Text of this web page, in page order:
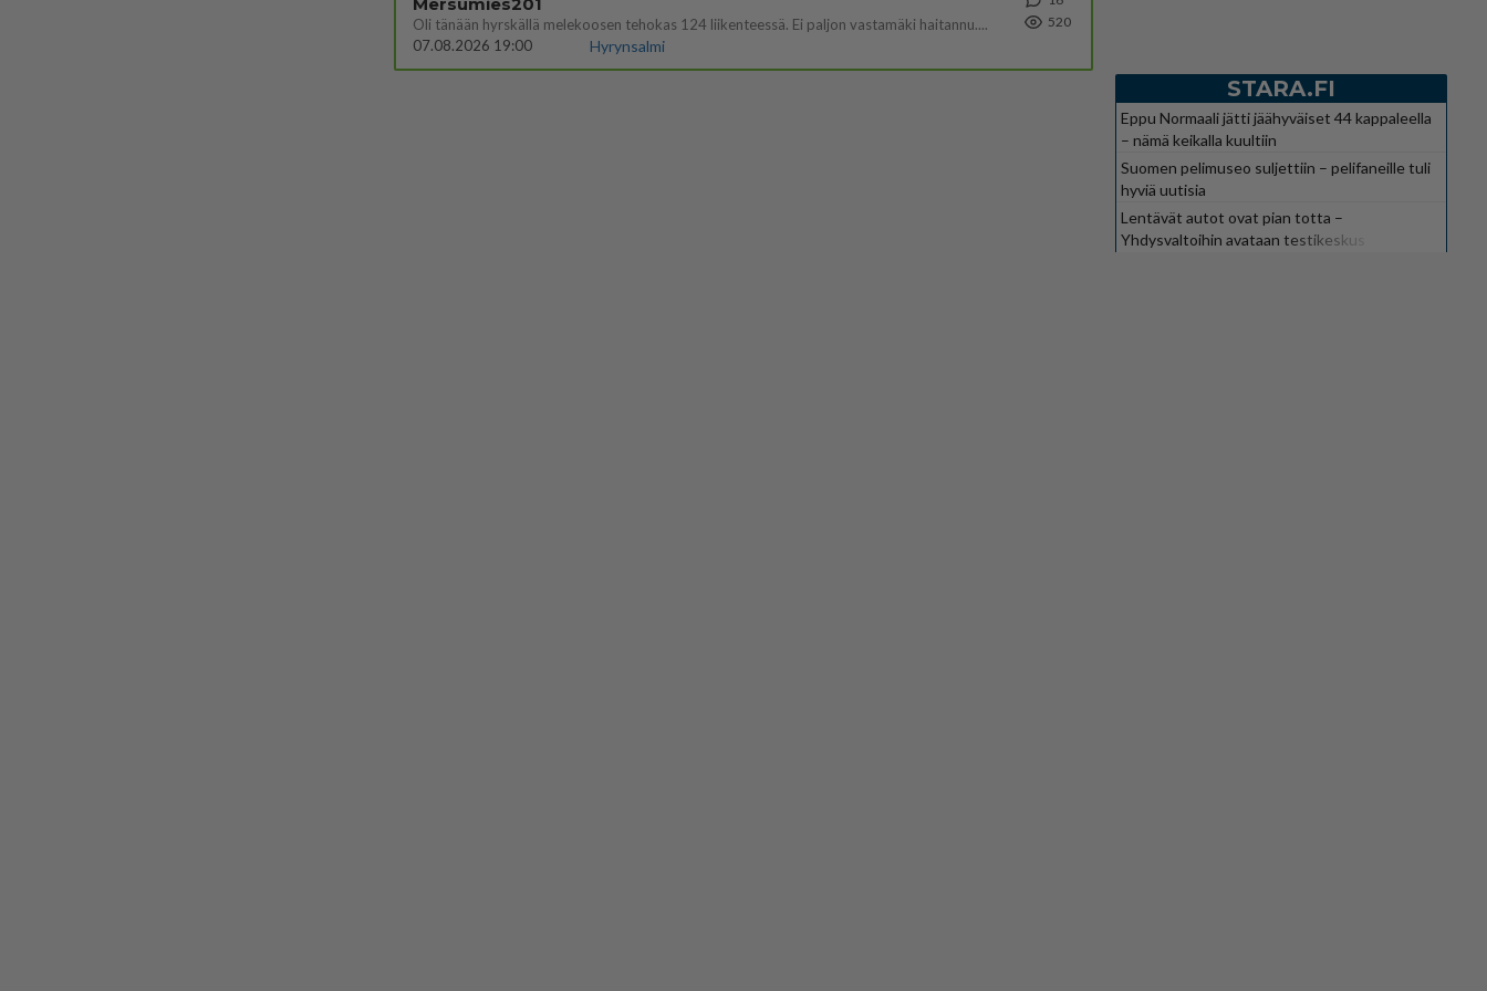
Oli tänään hyrskällä melekoosen tehokas 124 liikenteessä. Ei paljon vastamäki haitannu....
07.08.2026 19:00
Hyrynsalmi
520
STARA.FI
Eppu Normaali jätti jäähyväiset 44 kappaleella
– nämä keikalla kuultiin
Suomen pelimuseo suljettiin – pelifaneille tuli
hyviä uutisia
Lentävät autot ovat pian totta –
Yhdysvaltoihin avataan testikeskus